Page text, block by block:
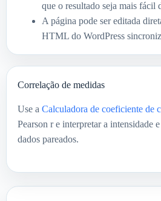
que o resultado seja mais fácil
A página pode ser editada
HTML do WordPress
Correlação de medidas
Use a Calculadora de coeficiente de
Pearson r e interpretar a intensidade
dados pareados.